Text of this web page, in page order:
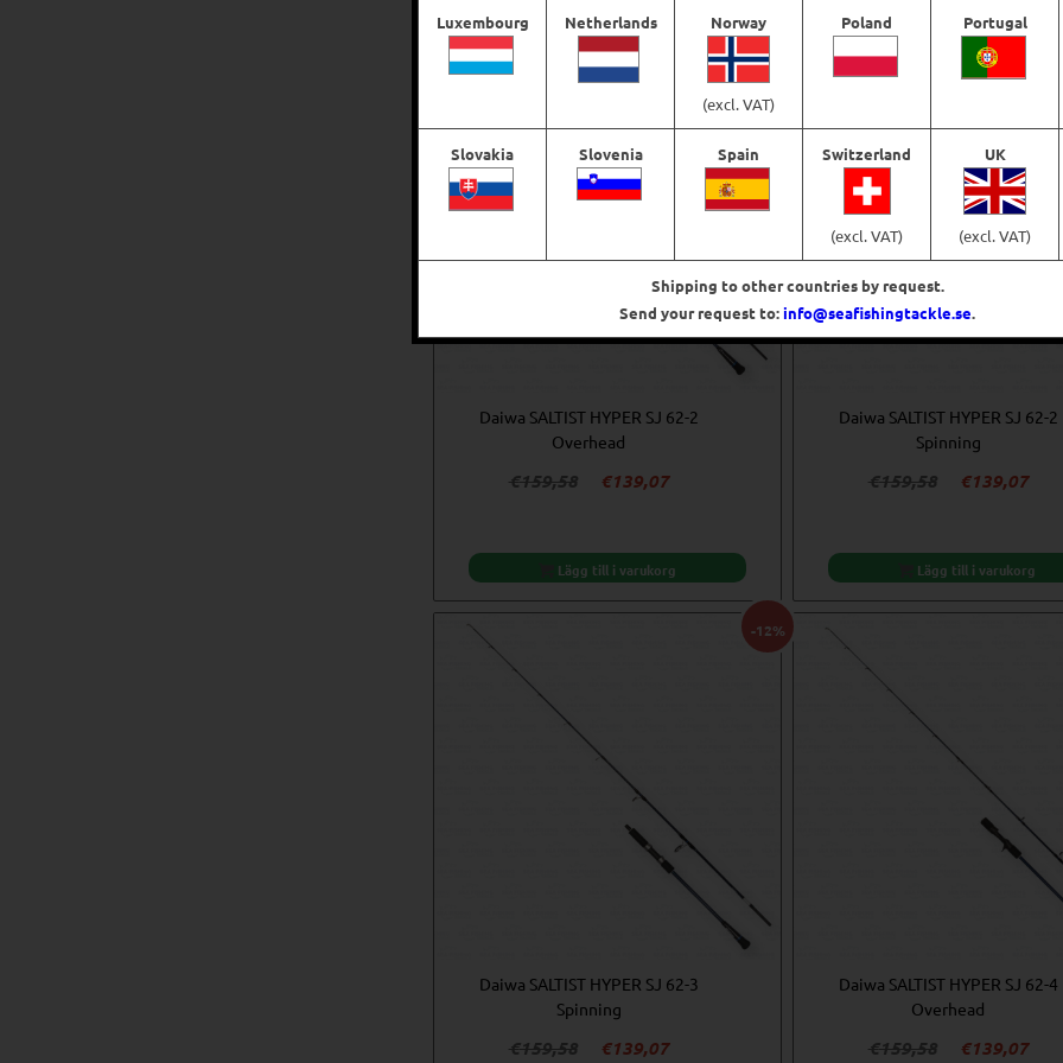
-12%
Daiwa SALTIST HYPER SJ 62-2
Overhead
€159,58
Det
var:
€139,07Det
är:
Lägg till i varukorg
Daiwa SALTIST HYPER SJ 62-2
Spinning
€159,58
Det
var:
€139,07Det
är:
Lägg till i varukorg
-12%
Daiwa SALTIST HYPER SJ 62-3
Spinning
€159,58
Det
€139,07Det
Daiwa SALTIST HYPER SJ 62-4
Overhead
€159,58
Det
€139,07Det
Luxembourg Netherlands Norway
(excl. VAT)
Poland Portugal
Slovakia Slovenia Spain Switzerland
(excl. VAT)
UK
(excl. VAT)
Shipping to other countries by request.
Send your request to:info@seafishingtackle.se.